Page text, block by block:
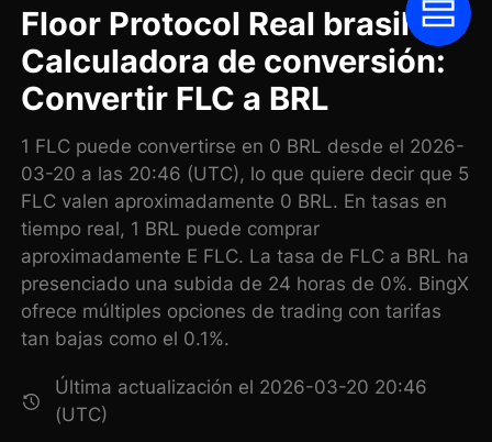
Floor Protocol Real brasileño
Calculadora de conversión:
Convertir FLC a BRL
1 FLC puede convertirse en 0 BRL desde el 2026-
03-20 a las 20:46 (UTC), lo que quiere decir que 5
FLC valen aproximadamente 0 BRL. En tasas en
tiempo real, 1 BRL puede comprar
aproximadamente E FLC. La tasa de FLC a BRL ha
presenciado una subida de 24 horas de 0%. BingX
ofrece múltiples opciones de trading con tarifas
tan bajas como el 0.1%.
Última actualización el 2026-03-20 20:46
(UTC)